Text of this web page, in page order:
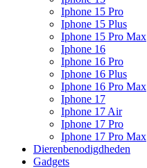
Iphone 15 Pro
Iphone 15 Plus
Iphone 15 Pro Max
Iphone 16
Iphone 16 Pro
Iphone 16 Plus
Iphone 16 Pro Max
Iphone 17
Iphone 17 Air
Iphone 17 Pro
Iphone 17 Pro Max
Dierenbenodigdheden
Gadgets